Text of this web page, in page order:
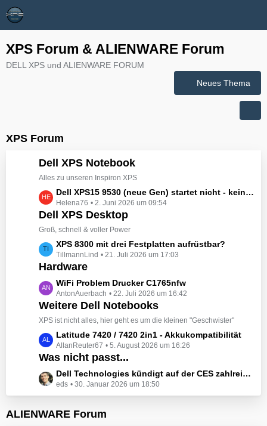
XPS Forum & ALIENWARE Forum
DELL XPS und ALIENWARE FORUM
Neues Thema
XPS Forum
Dell XPS Notebook
Alles zu unseren Inspiron XPS
L
e
t
z
e
B
i
r
ä
g
e
Dell XPS15 9530 (neue Gen) startet nicht - kein booten, kein Licht - nichts tut sich - hat jemand eine Idee wie man ihn zum Leben erwecken könnte?
Helena76 2. Juni 2026 um 09:54
Dell XPS Desktop
Groß, schnell & voller Power
L
e
t
z
t
e
B
i
r
ä
g
XPS 8300 mit drei Festplatten aufrüstbar?
TillmannLind 21. Juli 2026 um 17:03
Hardware
L
e
t
z
e
B
i
ä
WiFi Problem Drucker C1765nfw
AntonAuerbach 22. Juli 2026 um 16:42
Weitere Dell Notebooks
XPS ist nicht alles, hier geht es um die kleinen "Geschwister"
L
e
t
z
t
e
e
Latitude 7420 / 7420 2in1 - Akkukompatibilität
AllanReuter67 5. August 2026 um 16:26
Was nicht passt...
L
e
t
z
Dell Technologies kündigt auf der CES zahlreiche Alienware-Neuheiten an
eds 30. Januar 2026 um 18:50
ALIENWARE Forum